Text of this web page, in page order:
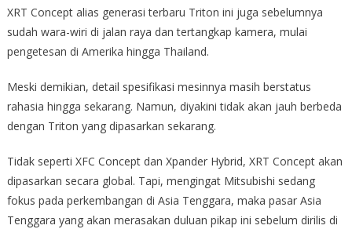
XRT Concept alias generasi terbaru Triton ini juga sebelumnya
sudah wara-wiri di jalan raya dan tertangkap kamera, mulai
pengetesan di Amerika hingga Thailand.
Meski demikian, detail spesifikasi mesinnya masih berstatus
rahasia hingga sekarang. Namun, diyakini tidak akan jauh berbeda
dengan Triton yang dipasarkan sekarang.
Tidak seperti XFC Concept dan Xpander Hybrid, XRT Concept akan
dipasarkan secara global. Tapi, mengingat Mitsubishi sedang
fokus pada perkembangan di Asia Tenggara, maka pasar Asia
Tenggara yang akan merasakan duluan pikap ini sebelum dirilis di